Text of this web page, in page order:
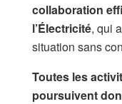
collaboration
l’Électricité, qui
situation sans
Toutes les
poursuivent